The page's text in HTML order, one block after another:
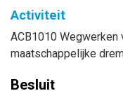
Activiteit
ACB1010 Wegwerken
maatschappelijke
Besluit